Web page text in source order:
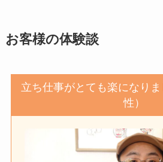
お客様の体験談
立ち仕事がとても楽になり
性）